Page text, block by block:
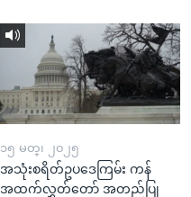
၁၅ မတ္၊ ၂၀၂၅
အသုံးစရိတ်ဥပဒေကြမ်း ကန်
အထက်လွှတ်တော် အတည်ပြု